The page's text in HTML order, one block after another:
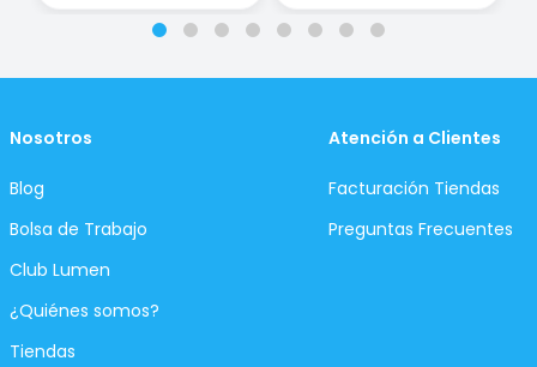
Nosotros
Blog
Bolsa de Trabajo
Club Lumen
¿Quiénes somos?
Tiendas
Atención a Clientes
Facturación Tiendas
Preguntas Frecuentes